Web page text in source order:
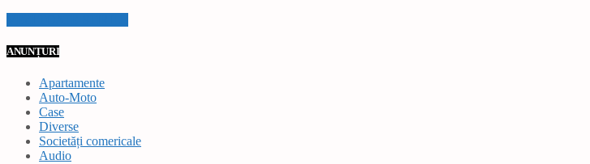
ANUNȚURI
Apartamente
Auto-Moto
Case
Diverse
Societăți comericale
Audio